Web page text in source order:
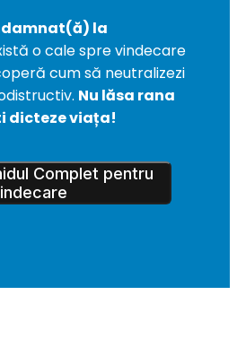
la
o cale spre vindecare
cum să neutralizezi
Nu lăsa rana
dicteze viața!
Complet pentru